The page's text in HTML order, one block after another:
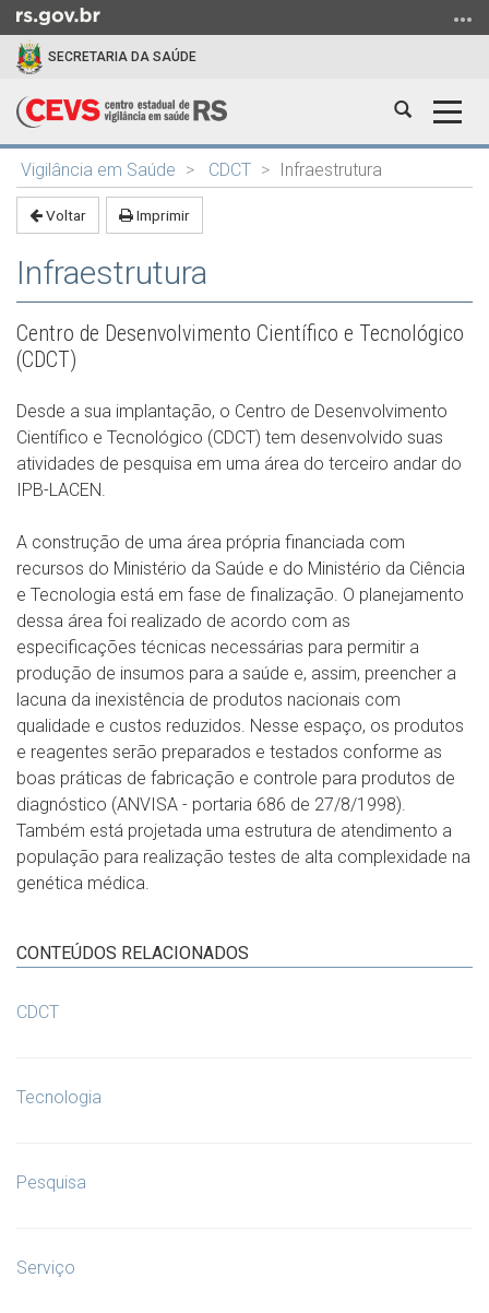
para
para
menu
busca
SECRETARIA DA SAÚDE
Abrir
Início
do
conteúdo
Vigilância em Saúde CDCT Infraestrutura
Voltar Imprimir
Infraestrutura
Centro de Desenvolvimento Científico e Tecnológico
(CDCT)
Desde a sua implantação, o Centro de Desenvolvimento
Científico e Tecnológico (CDCT) tem desenvolvido suas
atividades de pesquisa em uma área do terceiro andar do
IPB-LACEN.
A construção de uma área própria financiada com
recursos do Ministério da Saúde e do Ministério da Ciência
e Tecnologia está em fase de finalização. O planejamento
dessa área foi realizado de acordo com as
especificações técnicas necessárias para permitir a
produção de insumos para a saúde e, assim, preencher a
lacuna da inexistência de produtos nacionais com
qualidade e custos reduzidos. Nesse espaço, os produtos
e reagentes serão preparados e testados conforme as
boas práticas de fabricação e controle para produtos de
diagnóstico (ANVISA - portaria 686 de 27/8/1998).
Também está projetada uma estrutura de atendimento a
população para realização testes de alta complexidade na
genética médica.
CONTEÚDOS RELACIONADOS
CDCT
Tecnologia
Pesquisa
Serviço